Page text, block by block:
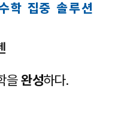
학 집중 솔루션
을완성하다.